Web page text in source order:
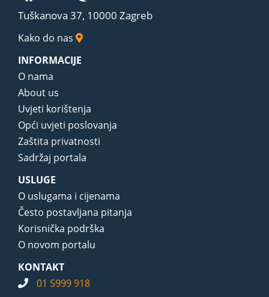
Tuškanova 37, 10000 Zagreb
Kako do nas
INFORMACIJE
O nama
About us
Uvjeti korištenja
Opći uvjeti poslovanja
Zaštita privatnosti
Sadržaj portala
USLUGE
O uslugama i cijenama
Često postavljana pitanja
Korisnička podrška
O novom portalu
KONTAKT
01 5999 918